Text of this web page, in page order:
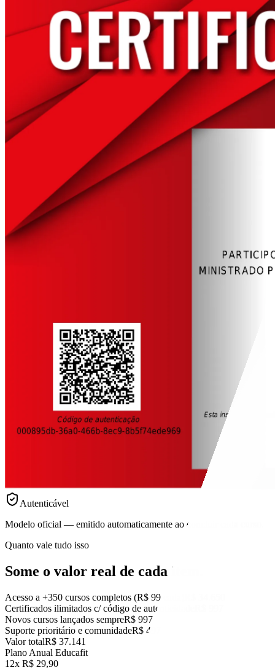
Autenticável
Modelo oficial — emitido automaticamente ao concluir cada curso.
Quanto vale tudo isso
Some o valor real de cada item.
Acesso a +350 cursos completos (R$ 99 cada)
Certificados ilimitados c/ código de autenticidade
Novos cursos lançados sempreR$ 997
Suporte prioritário e comunidadeR$ 497
Valor totalR$ 37.141
Plano Anual Educafit
12x R$ 29,90